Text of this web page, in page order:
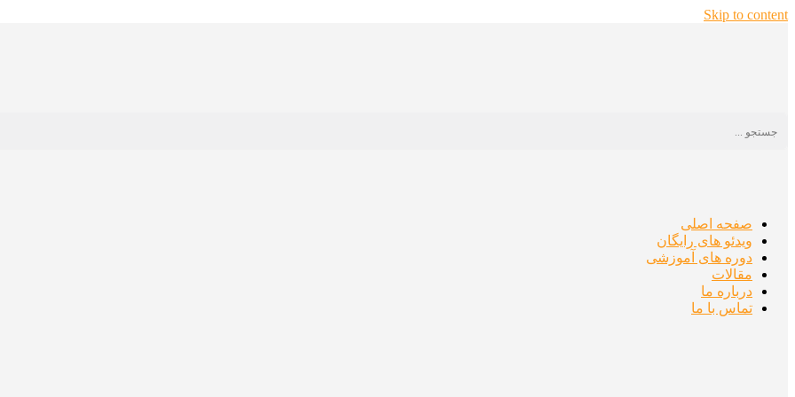
Skip to content
صفحه اصلی
ویدئو های رایگان
دوره های آموزشی
مقالات
درباره ما
تماس با ما